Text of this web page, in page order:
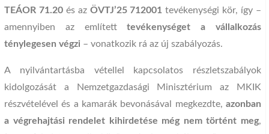
TEÁOR 71.20és az ÖVTJ’25 712001 tevékenységi kör, így –
amennyiben az említetttevékenységet a vállalkozás
ténylegesen végzi – vonatkozik rá az új szabályozás.
A nyilvántartásba vétellel kapcsolatos részletszabályok
kidolgozását a Nemzetgazdasági Minisztérium az MKIK
részvételével és a kamarák bevonásával megkezdte, azonban
a végrehajtási rendelet kihirdetése még nem történt meg,